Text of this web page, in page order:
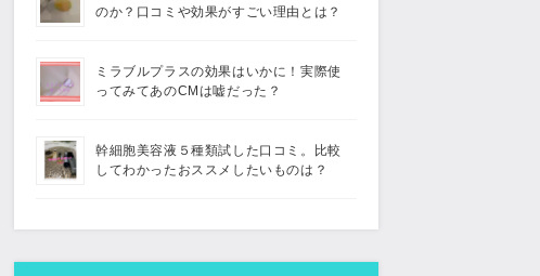
のか？口コミや効果がすごい理由とは？
ミラブルプラスの効果はいかに！実際使
ってみてあのCMは嘘だった？
幹細胞美容液５種類試した口コミ。比較
してわかったおススメしたいものは？